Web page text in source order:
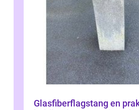
Glasfiberflagstang en praktisk og